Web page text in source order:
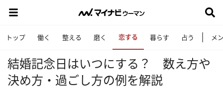
トップ 働く 整える 磨く 恋する 暮らす 占う メ
結婚記念日はいつにする？ 数え方や
決め方・過ごし方の例を解説